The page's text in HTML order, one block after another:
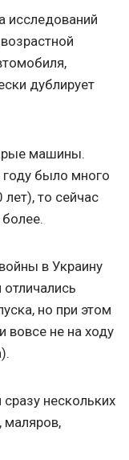
исследований
дублирует
машины.
было много
то сейчас
в Украину
но при этом
вовсе не на ходу
нескольких
маляров,